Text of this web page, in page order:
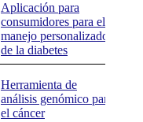
Aplicación para
consumidores para el
manejo personalizado
de la diabetes
Herramienta de
análisis genómico para
el cáncer